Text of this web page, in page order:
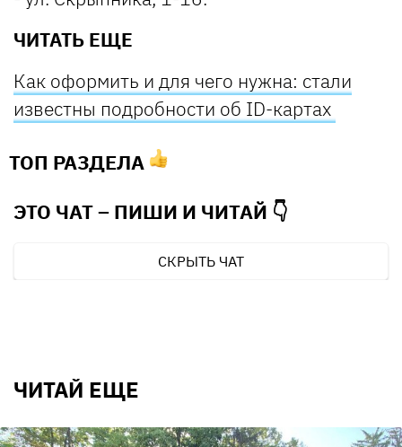
ЧИТАТЬ ЕЩЕ
Как оформить и для чего нужна: стали
известны подробности об ID-картах
ТОП РАЗДЕЛА
ЭТО ЧАТ – ПИШИ И ЧИТАЙ 👇
СКРЫТЬ ЧАТ
ЧИТАЙ ЕЩЕ